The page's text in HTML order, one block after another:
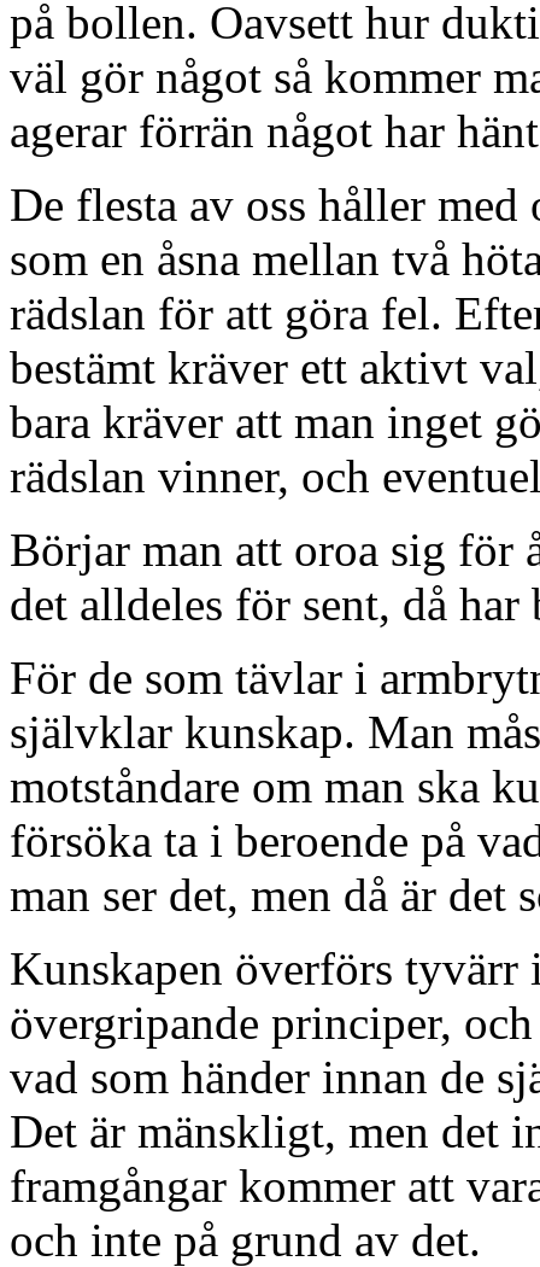
på bollen. Oavsett hur
väl gör något så kommer
agerar förrän något har
De flesta av oss håller med
som en åsna mellan två
rädslan för att göra fel.
bestämt kräver ett aktivt
bara kräver att man inget
rädslan vinner, och
Börjar man att oroa sig för
det alldeles för sent, då
För de som tävlar i
självklar kunskap. Man
motståndare om man ska
försöka ta i beroende på
man ser det, men då är det
Kunskapen överförs
övergripande principer,
vad som händer innan de
Det är mänskligt, men det
framgångar kommer att
och inte på grund av det.